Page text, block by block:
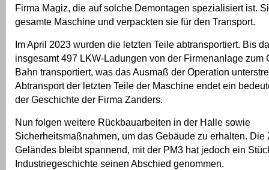
Firma Magiz, die auf solche Demontagen spezialisiert ist.
gesamte Maschine und verpackten sie für den Transport.
Im April 2023 wurden die letzten Teile abtransportiert. Bis
insgesamt 497 LKW-Ladungen von der Firmenanlage zum
Bahn transportiert, was das Ausmaß der Operation
Abtransport der letzten Teile der Maschine endet ein
der Geschichte der Firma Zanders.
Nun folgen weitere Rückbauarbeiten in der Halle sowie
Sicherheitsmaßnahmen, um das Gebäude zu erhalten. Die
Geländes bleibt spannend, mit der PM3 hat jedoch ein
Industriegeschichte seinen Abschied genommen.